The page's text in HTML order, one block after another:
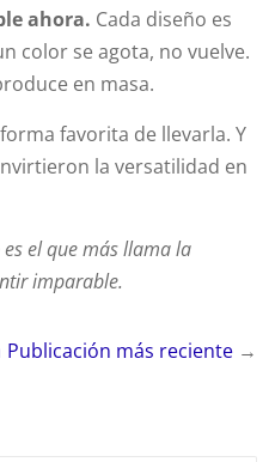
ahora. Cada diseño es
color se agota, no vuelve.
en masa.
favorita de llevarla. Y
la versatilidad en
el que más llama la
imparable.
Publicación más reciente →